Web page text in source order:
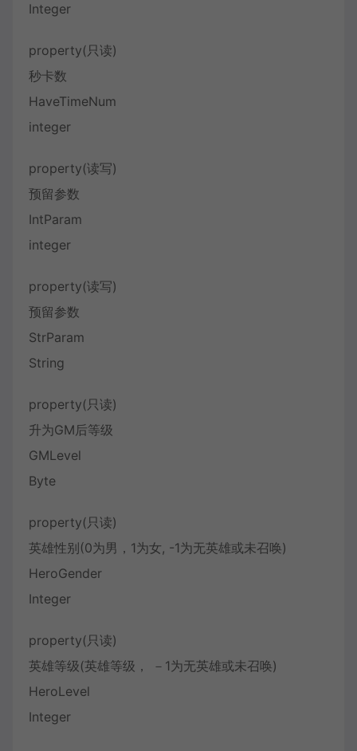
Integer
property(只读)
秒卡数
HaveTimeNum
integer
property(读写)
预留参数
IntParam
integer
property(读写)
预留参数
StrParam
String
property(只读)
升为GM后等级
GMLevel
Byte
property(只读)
英雄性别(0为男，1为女, -1为无英雄或未召唤)
HeroGender
Integer
property(只读)
英雄等级(英雄等级， －1为无英雄或未召唤)
HeroLevel
Integer